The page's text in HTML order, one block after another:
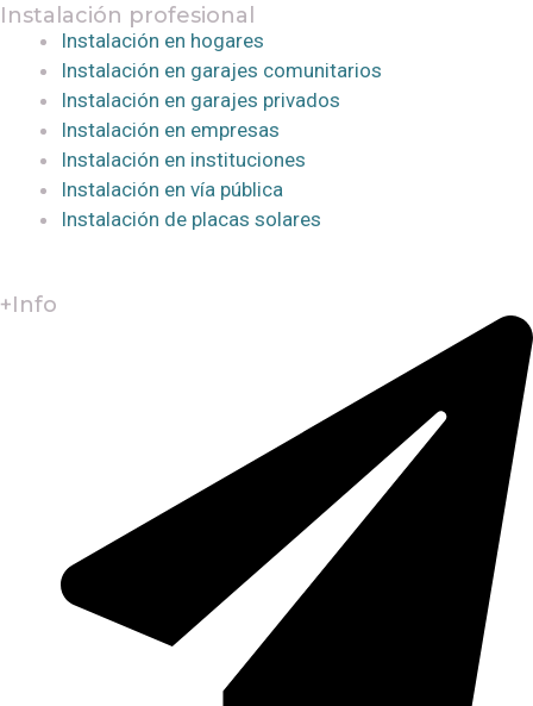
Instalación profesional
Instalación en hogares
Instalación en garajes comunitarios
Instalación en garajes privados
Instalación en empresas
Instalación en instituciones
Instalación en vía pública
Instalación de placas solares
+Info